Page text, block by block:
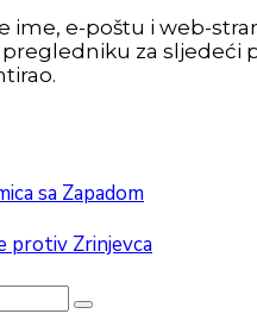
ime, e-poštu i web-
za sljedeći
sa Zapadom
protiv Zrinjevca